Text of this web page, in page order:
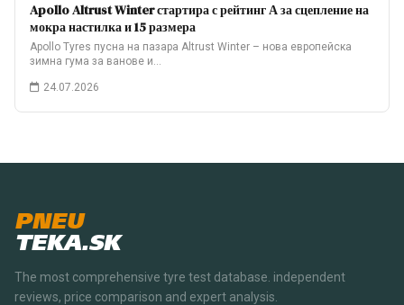
Apollo Altrust Winter стартира с рейтинг А за сцепление на
мокра настилка и 15 размера
Apollo Tyres пусна на пазара Altrust Winter – нова европейска
зимна гума за ванове и…
24.07.2026
PNEU
TEKA.SK
The most comprehensive tyre test database. independent
reviews, price comparison and expert analysis.